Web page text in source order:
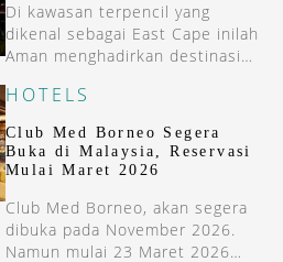
Di kawasan terpencil yang
dikenal sebagai East Cape inilah
Aman menghadirkan destinasi
HOTELS
Club Med Borneo Segera
Buka di Malaysia, Reservasi
Mulai Maret 2026
Club Med Borneo, akan segera
dibuka pada November 2026.
Namun mulai 23 Maret 2026